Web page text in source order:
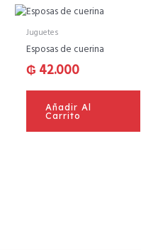
Juguetes
Esposas de cuerina
₲ 42.000
Añadir Al
Carrito